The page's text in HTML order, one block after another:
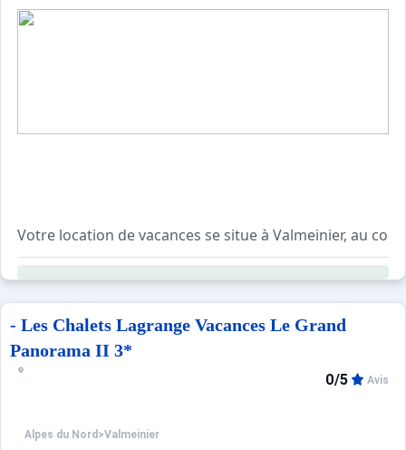
Votre location de vacances se situe à Valmeinier, au
La résidence se compose de 2 chalets et d'un
Vous êtes à proximité des commerces et des
- Les Chalets Lagrange Vacances Le Grand
Panorama II 3*
Alpes du Nord >Valmeinier
0/5 Avis